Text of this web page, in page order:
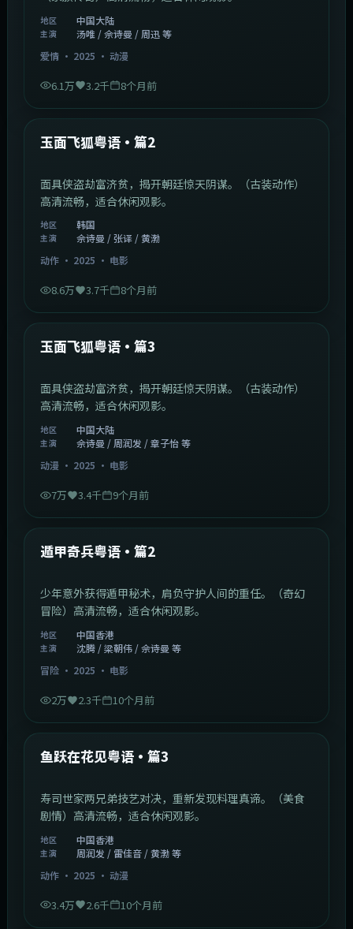
地区 中国大陆
主演
汤唯 / 佘诗曼 / 周迅 等
爱情· 2025 · 动漫
6.1万 3.2千 8个月前
最新
玉面飞狐粤语·篇2
面具侠盗劫富济贫，揭开朝廷惊天阴谋。（古装动作）
高清流畅，适合休闲观影。
地区 韩国
主演
佘诗曼 / 张译 / 黄渤
动作· 2025 · 电影
8.6万 3.7千 8个月前
最新
玉面飞狐粤语·篇3
面具侠盗劫富济贫，揭开朝廷惊天阴谋。（古装动作）
高清流畅，适合休闲观影。
地区 中国大陆
主演
佘诗曼 / 周润发 / 章子怡 等
动漫 · 2025 · 电影
7万 3.4千 9个月前
最新
遁甲奇兵粤语·篇2
少年意外获得遁甲秘术，肩负守护人间的重任。（奇幻
冒险）高清流畅，适合休闲观影。
地区 中国香港
主演
沈腾 / 梁朝伟 / 佘诗曼 等
冒险· 2025 · 电影
2万 2.3千 10个月前
最新
鱼跃在花见粤语·篇3
寿司世家两兄弟技艺对决，重新发现料理真谛。（美食
剧情）高清流畅，适合休闲观影。
地区 中国香港
主演
周润发 / 雷佳音 / 黄渤 等
动作· 2025 · 动漫
3.4万 2.6千 10个月前